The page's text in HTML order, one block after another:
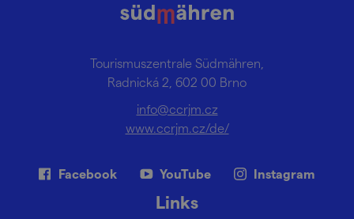
Tourismuszentrale Südmähren,
Radnická 2, 602 00 Brno
info@ccrjm.cz
www.ccrjm.cz/de/
Facebook YouTube Instagram
Links